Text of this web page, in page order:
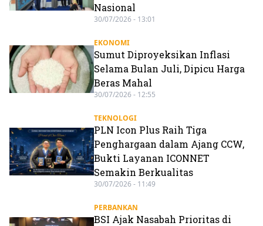
Nasional
30/07/2026 - 13:01
EKONOMI
Sumut Diproyeksikan Inflasi
Selama Bulan Juli, Dipicu Harga
Beras Mahal
30/07/2026 - 12:55
TEKNOLOGI
PLN Icon Plus Raih Tiga
Penghargaan dalam Ajang CCW,
Bukti Layanan ICONNET
Semakin Berkualitas
30/07/2026 - 11:49
PERBANKAN
BSI Ajak Nasabah Prioritas di